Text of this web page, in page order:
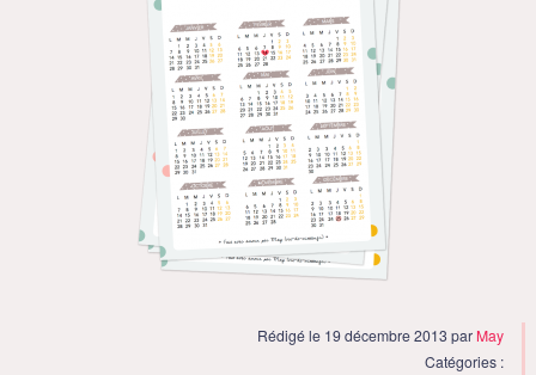
Rédigé le 19 décembre 2013 par May
Catégories :